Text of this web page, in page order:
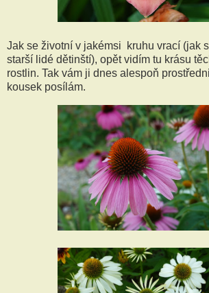
Jak se životní v jakémsi kruhu vrací (jak
starší lidé dětinští), opět vidím tu krásu
rostlin. Tak vám ji dnes alespoň
kousek posílám.